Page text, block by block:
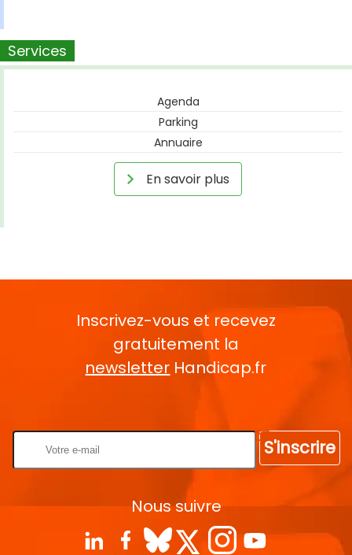
Services
Agenda
Parking
Annuaire
En savoir plus
Inscrivez-vous et recevez
gratuitement la
newsletter Handicap.fr
S'inscrire
Nous suivre